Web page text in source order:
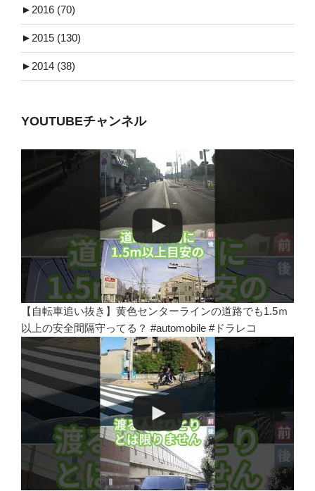
► 2016 (70)
► 2015 (130)
► 2014 (38)
YOUTUBEチャンネル
【自転車追い抜き】黄色センターラインの道路でも1.5ｍ
以上の安全間隔守ってる？ #automobile #ドラレコ